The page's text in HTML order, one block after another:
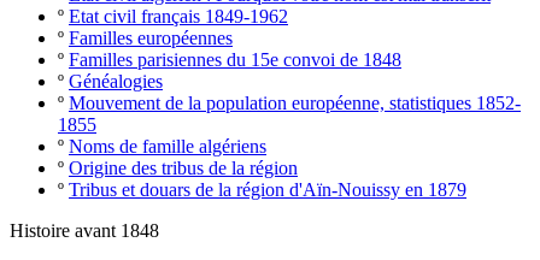
º Etat civil français 1849-1962
º Familles européennes
º Familles parisiennes du 15e convoi de 1848
º Généalogies
º Mouvement de la population européenne, statistiques 1852-
1855
º Noms de famille algériens
º Origine des tribus de la région
º Tribus et douars de la région d'Aïn-Nouissy en 1879
Histoire avant 1848